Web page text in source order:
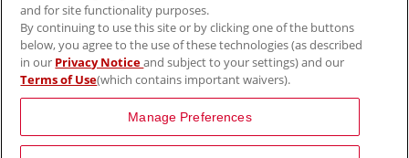
and for site functionality purposes.
By continuing to use this site or by clicking one of the buttons
below, you agree to the use of these technologies (as described
in our Privacy Noticeand subject to your settings) and our
Terms of Use(which contains important waivers).
Manage Preferences